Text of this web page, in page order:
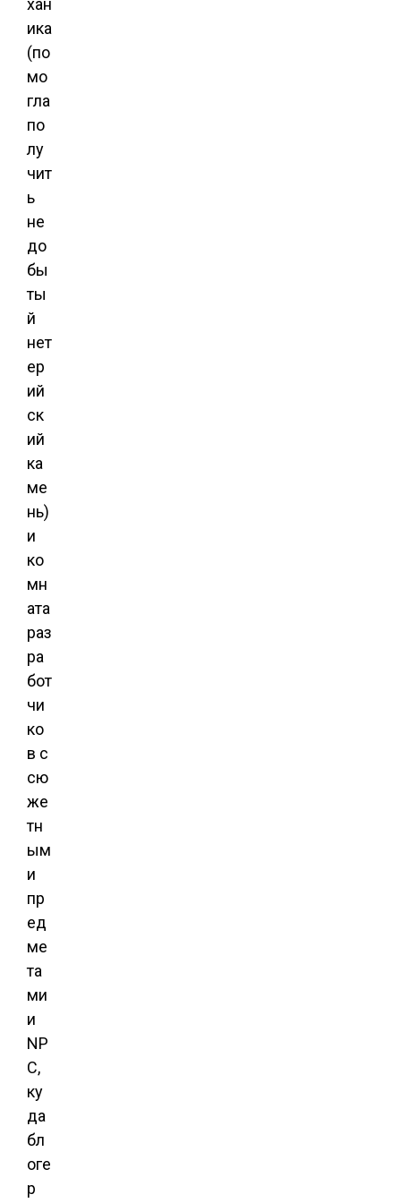
хан
ика
(по
мо
гла
по
лу
чит
ь
не
до
бы
ты
й
нет
ер
ий
ск
ий
ка
ме
нь)
и
ко
мн
ата
раз
ра
бот
чи
ко
в с
сю
же
тн
ым
и
пр
ед
ме
та
ми
и
NP
C,
ку
да
бл
оге
р